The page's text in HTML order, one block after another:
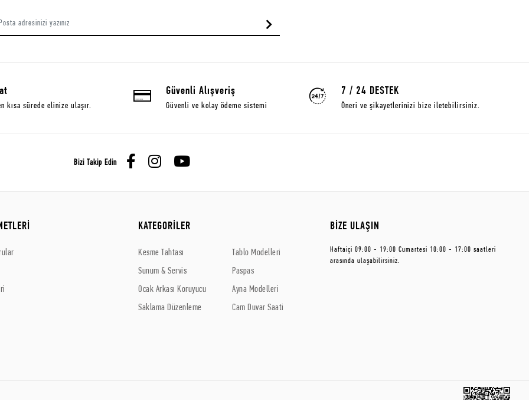
kısa sürede elinize ulaşır.
Güvenli Alışveriş
Güvenli ve kolay ödeme sistemi
7 / 24 DESTEK
Öneri ve şikayetlerinizi bize iletebilirsiniz.
Bizi Takip Edin
KATEGORİLER
Kesme Tahtası
Sunum & Servis
Ocak Arkası Koruyucu
Saklama Düzenleme
Tablo Modelleri
Paspas
Ayna Modelleri
Cam Duvar Saati
BİZE ULAŞIN
Haftaiçi 09:00 - 19:00 Cumartesi 10:00 - 17:00 saatleri
arasında ulaşabilirsiniz.